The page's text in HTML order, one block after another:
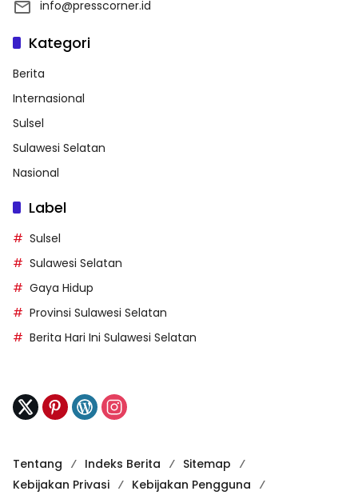
info@presscorner.id
Kategori
Berita
Internasional
Sulsel
Sulawesi Selatan
Nasional
Label
Sulsel
Sulawesi Selatan
Gaya Hidup
Provinsi Sulawesi Selatan
Berita Hari Ini Sulawesi Selatan
Tentang Indeks Berita
Sitemap
Kebijakan Privasi
Kebijakan Pengguna